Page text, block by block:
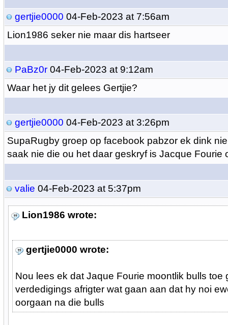
gertjie0000 04-Feb-2023 at 7:56am
Lion1986 seker nie maar dis hartseer
PaBz0r04-Feb-2023 at 9:12am
Waar het jy dit gelees Gertjie?
gertjie0000 04-Feb-2023 at 3:26pm
SupaRugby groep op facebook pabzor ek dink
saak nie die ou het daar geskryf is Jacque Fourie
valie 04-Feb-2023 at 5:37pm
Lion1986 wrote:
gertjie0000 wrote:
Nou lees ek dat Jaque Fourie moontlik bulls toe
verdedigings afrigter wat gaan aan dat hy noi
oorgaan na die bulls